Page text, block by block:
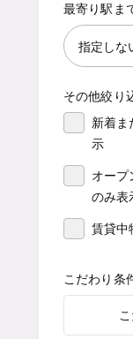
最寄り駅ま
その他絞り
新着ま
示
オープ
のみ表
賃貸中
こだわり条